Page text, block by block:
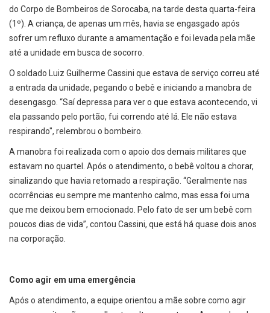
do Corpo de Bombeiros de Sorocaba, na tarde desta quarta-feira
(1º). A criança, de apenas um mês, havia se engasgado após
sofrer um refluxo durante a amamentação e foi levada pela mãe
até a unidade em busca de socorro.
O soldado Luiz Guilherme Cassini que estava de serviço correu até
a entrada da unidade, pegando o bebê e iniciando a manobra de
desengasgo. “Saí depressa para ver o que estava acontecendo, vi
ela passando pelo portão, fui correndo até lá. Ele não estava
respirando", relembrou o bombeiro.
A manobra foi realizada com o apoio dos demais militares que
estavam no quartel. Após o atendimento, o bebê voltou a chorar,
sinalizando que havia retomado a respiração. “Geralmente nas
ocorrências eu sempre me mantenho calmo, mas essa foi uma
que me deixou bem emocionado. Pelo fato de ser um bebê com
poucos dias de vida”, contou Cassini, que está há quase dois anos
na corporação.
Como agir em uma emergência
Após o atendimento, a equipe orientou a mãe sobre como agir